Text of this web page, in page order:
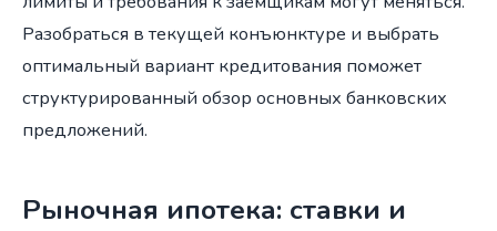
Разобраться в текущей конъюнктуре и выбрать
оптимальный вариант кредитования поможет
структурированный обзор основных банковских
предложений.
Рыночная ипотека: ставки и